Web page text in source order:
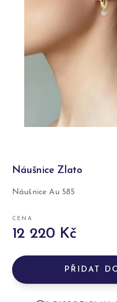
Náušnice Zlato
Náušnice Au 585
CENA
12 220 Kč
PŘIDAT